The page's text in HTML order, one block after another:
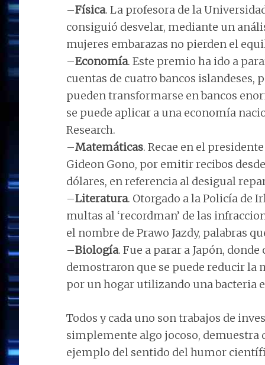
–Física. La profesora de la
consiguió desvelar, mediante un
mujeres embarazas no pierden el
–Economía. Este premio ha ido a
cuentas de cuatro bancos islandeses,
pueden transformarse en bancos
se puede aplicar a una economía
Research.
–Matemáticas. Recae en el
Gideon Gono, por emitir recibos
dólares, en referencia al desigual
–Literatura. Otorgado a la Policía de
multas al ‘recordman’ de las
el nombre de Prawo Jazdy, palabras
–Biología. Fue a parar a Japón,
demostraron que se puede reducir la
por un hogar utilizando una bacteria
Todos y cada uno son trabajos de
simplemente algo jocoso, demuestra
ejemplo del sentido del humor